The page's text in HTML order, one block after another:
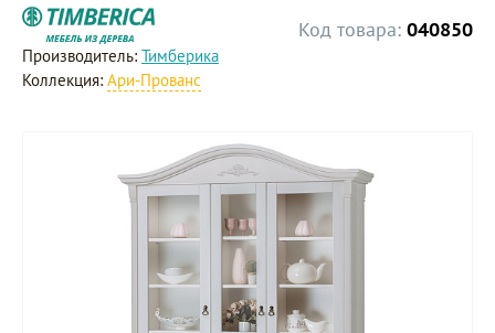
Код товара: 040850
Производитель: Тимберика
Коллекция: Ари-Прованс